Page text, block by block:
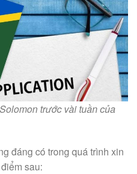
trước vài tuần của
đáng có trong quá trình xin
sau: